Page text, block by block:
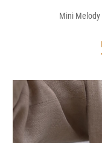
Mini Melody